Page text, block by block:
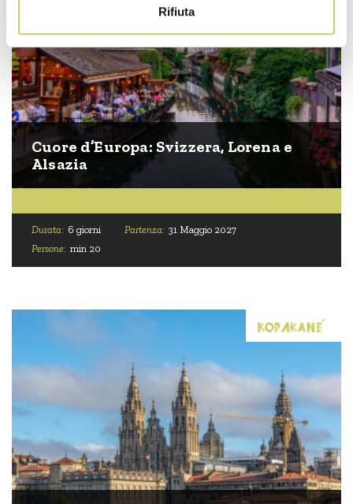
Rifiuta
Cuore d’Europa: Svizzera, Lorena e
Alsazia
Durata: 6 giorni Partenza: 31 Maggio 2027
Persone: min 20